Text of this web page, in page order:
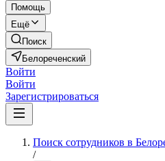
Помощь
Ещё
Поиск
Белореченский
Войти
Войти
Зарегистрироваться
Поиск сотрудников в
/